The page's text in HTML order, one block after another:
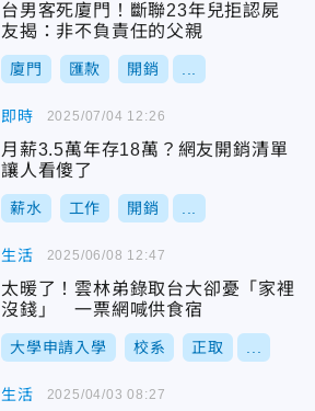
台男客死廈門！斷聯23年兒拒認屍
友揭：非不負責任的父親
廈門 匯款 開銷
即時
月薪3.5萬年存18萬？網友開銷清單
讓人看傻了
薪水 工作 開銷
2025/07/04 12:26
生活
太暖了！雲林弟錄取台大卻憂「家裡
沒錢」 一票網喊供食宿
大學申請入學 校系 正取
2025/06/08 12:47
生活 2025/04/03 08:27